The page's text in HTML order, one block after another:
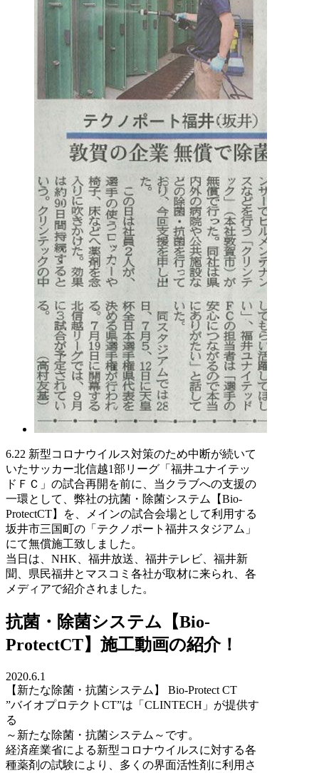
6.22 新型コロナウイルス対策のため中断が続いて
いたサッカー北信越1部リーグ「福井ユナイテッ
ドＦＣ」の試合再開を前に、当クラブへの支援の
一環として、弊社の抗菌・除菌システム【Bio-
ProtectCT】を、メインの試合会場として利用する
坂井市三国町の「テクノポート福井スタジアム」
にて無償施工致しました。
当日は、NHK、福井放送、福井テレビ、福井新
聞、県民福井とマスコミ各社が取材に来られ、各
メディアで紹介されました。
抗菌・除菌システム【Bio-
ProtectCT】施工動画の紹介！
2020.6.1
【新たな除菌・抗菌システム】 Bio-Protect CT
”バイオプロテクトCT”は「CLINTECH」が提供す
る
～新たな除菌・抗菌システム～です。
経済産業省による新型コロナウイルスに対する各
種薬剤の試験により、多くの界面活性剤に利用さ